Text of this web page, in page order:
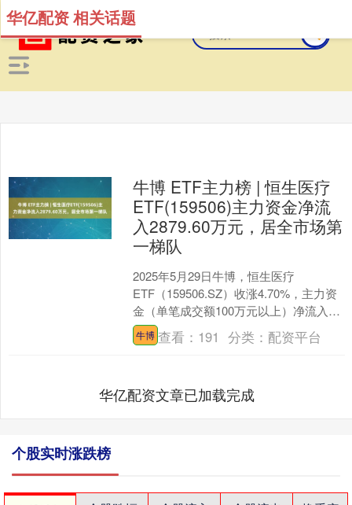
华亿配资 相关话题
牛博 ETF主力榜 | 恒生医疗
ETF(159506)主力资金净流
入2879.60万元，居全市场第
一梯队
2025年5月29日牛博，恒生医疗
ETF（159506.SZ）收涨4.70%，主力资
金（单笔成交额100万元以上）净流入
2879.60万元，居全市场第一梯队。 ....
牛博 查看： 191 分类： 配资平台
华亿配资文章已加载完成
个股实时涨跌榜